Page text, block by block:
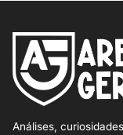
Análises,